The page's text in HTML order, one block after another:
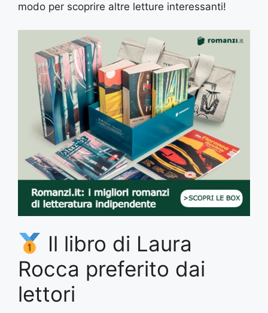
modo per scoprire altre letture interessanti!
Il libro di Laura
Rocca preferito dai
lettori